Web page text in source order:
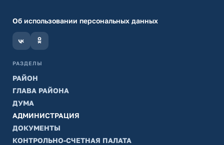
Об использовании персональных данных
РАЗДЕЛЫ
РАЙОН
ГЛАВА РАЙОНА
ДУМА
АДМИНИСТРАЦИЯ
ДОКУМЕНТЫ
КОНТРОЛЬНО-СЧЕТНАЯ ПАЛАТА